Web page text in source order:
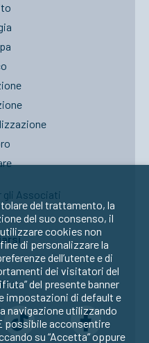
gli Associati
su:
del trattamento, la
del suo consenso, il
cookies non
di personalizzare la
dell’utente e di
dei visitatori del
del presente banner
impostazioni di default e
navigazione utilizzando
possibile acconsentire
su “Accetta” oppure